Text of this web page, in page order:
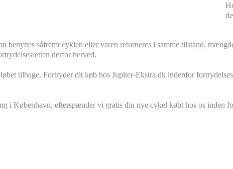
benyttes såfremt cyklen eller varen returneres i samme tilstand,
derfor herved.
tilbage. Fortryder dit køb hos Jupiter-Ekstra.dk indenfor
i København, efterspænder vi gratis din nye cykel købt hos os inden